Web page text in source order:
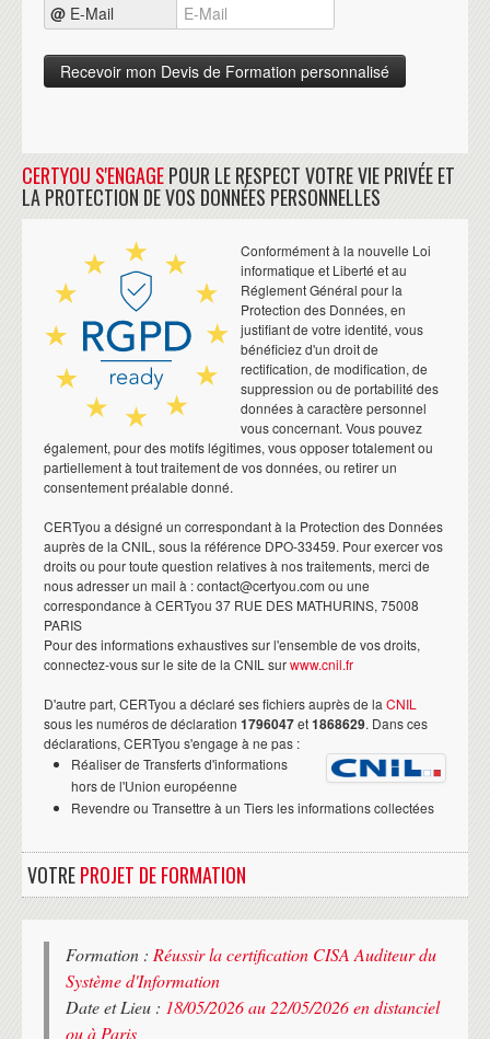
@ E-Mail
CERTYOU S'ENGAGEPOUR LE RESPECT VOTRE VIE PRIVÉE ET
LA PROTECTION DE VOS DONNÉES PERSONNELLES
Conformément à la nouvelle Loi
informatique et Liberté et au
Réglement Général pour la
Protection des Données, en
justifiant de votre identité, vous
bénéficiez d'un droit de
rectification, de modification, de
suppression ou de portabilité des
données à caractère personnel
vous concernant. Vous pouvez
également, pour des motifs légitimes, vous opposer totalement ou
partiellement à tout traitement de vos données, ou retirer un
consentement préalable donné.
CERTyou a désigné un correspondant à la Protection des Données
auprès de la CNIL, sous la référence DPO-33459. Pour exercer vos
droits ou pour toute question relatives à nos traitements, merci de
nous adresser un mail à : contact@certyou.com ou une
correspondance à CERTyou 37 RUE DES MATHURINS, 75008
PARIS
Pour des informations exhaustives sur l'ensemble de vos droits,
connectez-vous sur le site de la CNIL surwww.cnil.fr
D'autre part, CERTyou a déclaré ses fichiers auprès de la CNIL
sous les numéros de déclaration 1796047et1868629. Dans ces
déclarations, CERTyou s'engage à ne pas :
Réaliser de Transferts d'informations
hors de l'Union européenne
Revendre ou Transettre à un Tiers les informations collectées
VOTREPROJET DE FORMATION
Formation : Réussir la certification CISA Auditeur du
Système d'Information
Date et Lieu : 18/05/2026 au 22/05/2026 en distanciel
ou à Paris